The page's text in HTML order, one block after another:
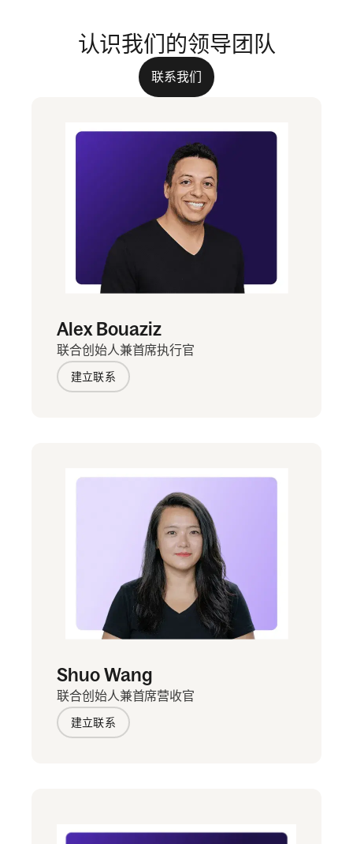
认识我们的领导团队
联系我们
Alex Bouaziz
联合创始人兼首席执行官
建立联系
Shuo Wang
联合创始人兼首席营收官
建立联系